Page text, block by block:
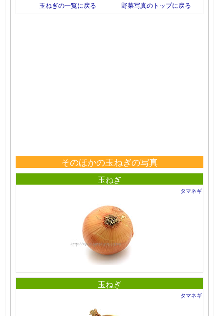
玉ねぎの一覧に戻る 野菜写真のトップに戻る
そのほかの玉ねぎの写真
玉ねぎ
タマネギ
玉ねぎ
タマネギ